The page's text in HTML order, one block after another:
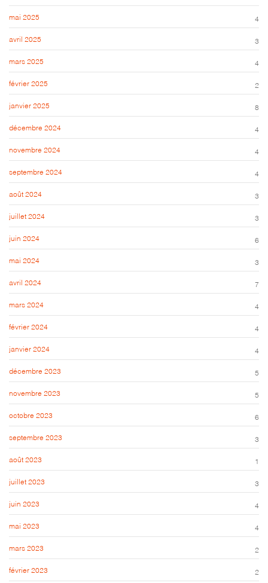
mai 2025 4
avril 2025 3
mars 2025 4
février 2025 2
janvier 2025 8
décembre 2024 4
novembre 2024 4
septembre 2024 4
août 2024 3
juillet 2024 3
juin 2024 6
mai 2024 3
avril 2024 7
mars 2024 4
février 2024 4
janvier 2024 4
décembre 2023 5
novembre 2023 5
octobre 2023 6
septembre 2023 3
août 2023 1
juillet 2023 3
juin 2023 4
mai 2023 4
mars 2023 2
février 2023 2